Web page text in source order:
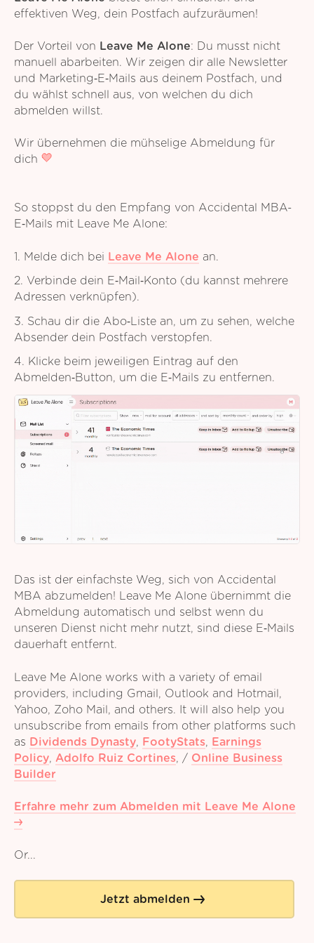
effektiven Weg, dein Postfach aufzuräumen!
Der Vorteil von Leave Me Alone: Du musst nicht
manuell abarbeiten. Wir zeigen dir alle Newsletter
und Marketing‑E‑Mails aus deinem Postfach, und
du wählst schnell aus, von welchen du dich
abmelden willst.
Wir übernehmen die mühselige Abmeldung für
dich
So stoppst du den Empfang von Accidental MBA-
E‑Mails mit Leave Me Alone:
1. Melde dich bei Leave Me Alone an.
2. Verbinde dein E‑Mail‑Konto (du kannst mehrere
Adressen verknüpfen).
3. Schau dir die Abo‑Liste an, um zu sehen, welche
Absender dein Postfach verstopfen.
4. Klicke beim jeweiligen Eintrag auf den
Abmelden‑Button, um die E‑Mails zu entfernen.
Das ist der einfachste Weg, sich von Accidental
MBA abzumelden! Leave Me Alone übernimmt die
Abmeldung automatisch und selbst wenn du
unseren Dienst nicht mehr nutzt, sind diese E‑Mails
dauerhaft entfernt.
Leave Me Alone works with a variety of email
providers, including Gmail, Outlook and Hotmail,
Yahoo, Zoho Mail, and others. It will also help you
unsubscribe from emails from other platforms such
as Dividends Dynasty, FootyStats, Earnings
Policy, Adolfo Ruiz Cortines, / Online Business
Builder
Erfahre mehr zum Abmelden mit Leave Me Alone
Or...
Jetzt abmelden